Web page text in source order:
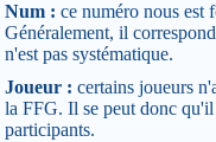
Num : ce numéro nous est
Généralement, il
n'est pas systématique.
Joueur : certains joueurs
la FFG. Il se peut donc
participants.